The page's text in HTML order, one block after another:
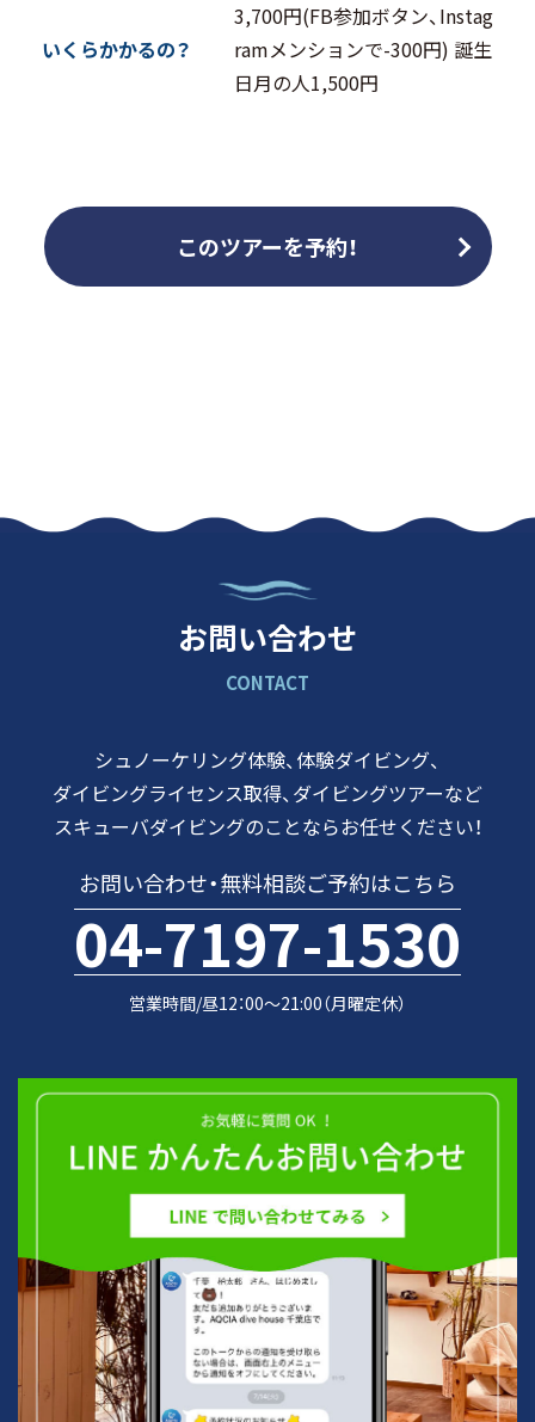
いくらかかるの？
3,700円(FB参加ボタン、Instag
ramメンションで-300円) 誕生
日月の人1,500円
このツアーを予約！
お問い合わせ
CONTACT
シュノーケリング体験、体験ダイビング、
ダイビングライセンス取得、 ダイビングツアーなど
スキューバダイビングのことならお任せください！
お問い合わせ・無料相談ご予約はこちら
04-7197-1530
営業時間/昼12：00～21:00（月曜定休）